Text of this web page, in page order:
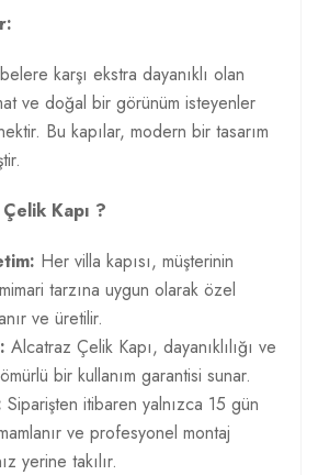
karşı ekstra dayanıklı olan
ve doğal bir görünüm isteyenler
Bu kapılar, modern bir tasarım
Kapı ?
Her villa kapısı, müşterinin
tarzına uygun olarak özel
ve üretilir.
Alcatraz Çelik Kapı, dayanıklılığı ve
bir kullanım garantisi sunar.
Siparişten itibaren yalnızca 15 gün
ve profesyonel montaj
yerine takılır.